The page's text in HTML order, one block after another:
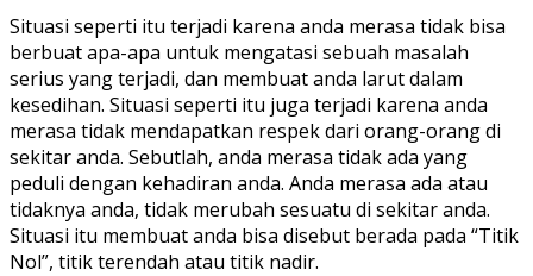
Situasi seperti itu terjadi karena anda merasa tidak bisa
berbuat apa-apa untuk mengatasi sebuah masalah
serius yang terjadi, dan membuat anda larut dalam
kesedihan. Situasi seperti itu juga terjadi karena anda
merasa tidak mendapatkan respek dari orang-orang di
sekitar anda. Sebutlah, anda merasa tidak ada yang
peduli dengan kehadiran anda. Anda merasa ada atau
tidaknya anda, tidak merubah sesuatu di sekitar anda.
Situasi itu membuat anda bisa disebut berada pada “Titik
Nol”, titik terendah atau titik nadir.